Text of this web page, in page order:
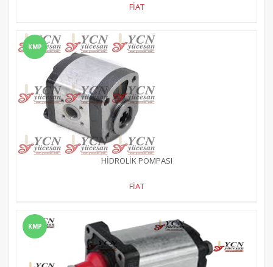
FİAT
KMP
HİDROLİK POMPASI
FİAT
KMP